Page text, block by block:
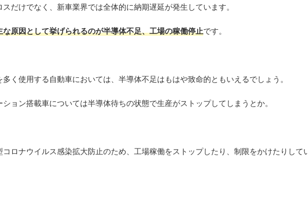
スだけでなく、新車業界では全体的に納期遅延が発生しています。
な原因として挙げられるのが半導体不足、工場の稼働停止です。
多く使用する自動車においては、半導体不足はもはや致命的ともいえるでしょう。
ョン搭載車については半導体待ちの状態で生産がストップしてしまうとか。
コロナウイルス感染拡大防止のため、工場稼働をストップしたり、制限をかけたりして